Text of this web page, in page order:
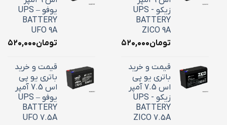
زیکو - UPS
BATTERY
ZICO 9A
تومان۳,۵۲۰,۰۰۰
قیمت و خرید
باتری یو پی
اس 7.5 آمپر
زیکو - UPS
BATTERY
ZICO 7.5A
یوفو – UPS
BATTERY
UFO 9A
تومان۳,۵۲۰,۰۰۰
قیمت و خرید
باتری یو پی
اس 7.5 آمپر
یوفو – UPS
BATTERY
UFO 7.5A